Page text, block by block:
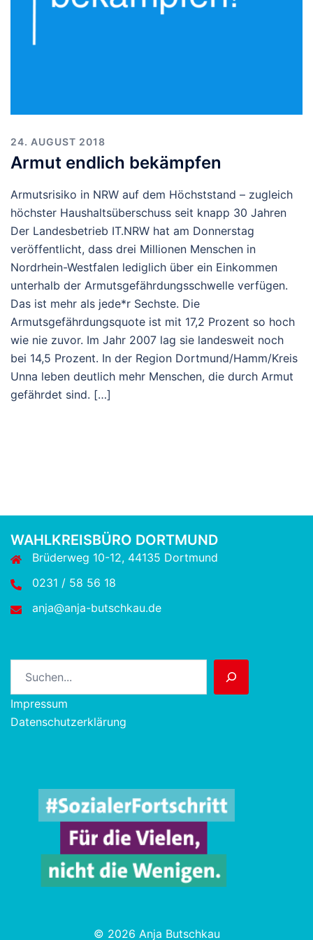
24. AUGUST 2018
Armut endlich bekämpfen
Armutsrisiko in NRW auf dem Höchststand – zugleich
höchster Haushaltsüberschuss seit knapp 30 Jahren
Der Landesbetrieb IT.NRW hat am Donnerstag
veröffentlicht, dass drei Millionen Menschen in
Nordrhein-Westfalen lediglich über ein Einkommen
unterhalb der Armutsgefährdungsschwelle verfügen.
Das ist mehr als jede*r Sechste. Die
Armutsgefährdungsquote ist mit 17,2 Prozent so hoch
wie nie zuvor. Im Jahr 2007 lag sie landesweit noch
bei 14,5 Prozent. In der Region Dortmund/Hamm/Kreis
Unna leben deutlich mehr Menschen, die durch Armut
gefährdet sind. […]
WAHLKREISBÜRO DORTMUND
Brüderweg 10-12, 44135 Dortmund
0231 / 58 56 18
anja@anja-butschkau.de
Impressum
Datenschutzerklärung
© 2026 Anja Butschkau